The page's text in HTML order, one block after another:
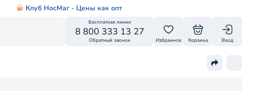
Клуб НосМаг - Цены как опт
Бесплатная линия
8 800 333 13 27
Обратный звонок Избранное Корзина Вход